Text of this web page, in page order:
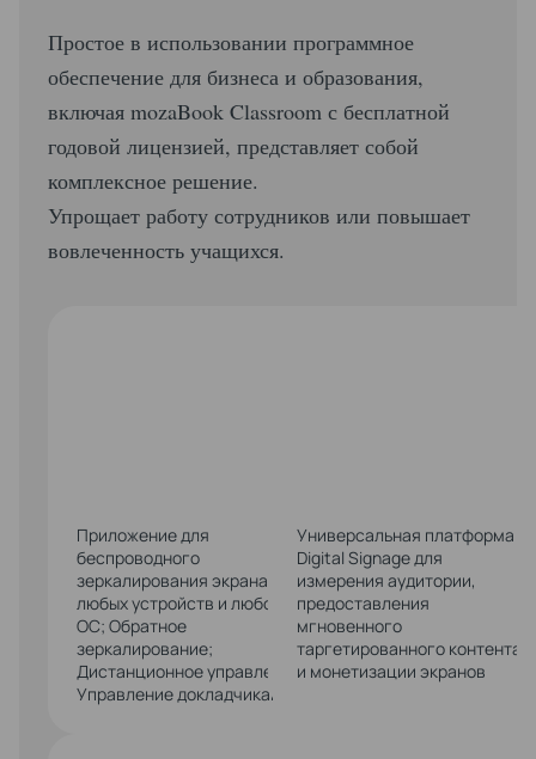
Простое в использовании программное
обеспечение для бизнеса и образования,
включая mozaBook Classroom с бесплатной
годовой лицензией, представляет собой
комплексное решение.
Упрощает работу сотрудников или повышает
вовлеченность учащихся.
Приложение для
беспроводного
зеркалирования экрана с
любых устройств и любой
ОС; Обратное
зеркалирование;
Дистанционное управление;
Управление докладчиками
Универсальная платформа
Digital Signage для
измерения аудитории,
предоставления
мгновенного
таргетированного контента
и монетизации экранов